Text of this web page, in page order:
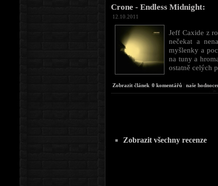
Crone - Endless Midnight:
12.10.2011
Jeff Caxide z
nečekat a
myšlenky a
na tuny a
ostatně celých
Zobrazit článek 0 komentářů naše
Zobrazit všechny recenze